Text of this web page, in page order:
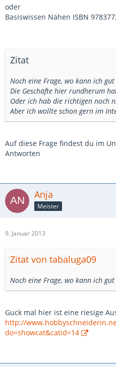
oder
Basiswissen Nähen ISBN
Zitat
Noch eine Frage, wo kann ich
Die Geschäfte hier rundherum
Oder ich hab die richtigen noch
Aber ich wollte schon gern im
Auf diese Frage findest du im
Antworten
Anja
Meister
9. Januar 2013
Zitat von tabaluga09
Noch eine Frage, wo kann ich
Guck mal hier ist eine riesige
http://
do=showcat&catid=14